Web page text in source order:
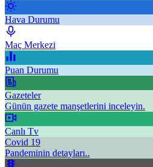
Hava Durumu
Maç Merkezi
Puan Durumu
Gazeteler
Günün gazete manşetlerini inceleyin.
Canlı Tv
Covid 19
Pandeminin detayları..